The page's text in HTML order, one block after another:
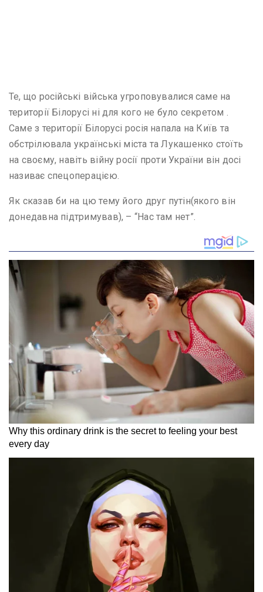
Те, що російські війська угроповувалися саме на
території Білорусі ні для кого не було секретом .
Саме з території Білорусі росія напала на Київ та
обстрілювала українські міста та Лукашенко стоїть
на своєму, навіть війну росії проти України він досі
називає спецоперацією.
Як сказав би на цю тему його друг путін(якого він
донедавна підтримував), – “Нас там нет”.